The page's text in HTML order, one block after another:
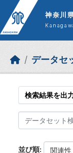
Skip to main content
神奈川
データセ
検索結果を出
並び順